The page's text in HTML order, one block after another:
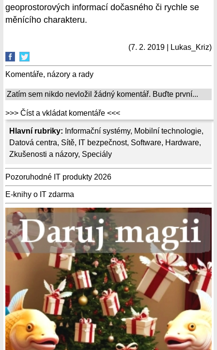
Hlavní rubriky: Informační systémy, Mobilní technologie,
Datová centra, Sítě, IT bezpečnost, Software, Hardware,
Zkušenosti a názory, Speciály
Pozoruhodné IT produkty 2026
E-knihy o IT zdarma
geoprostorových informací dočasného či rychle se
měnícího charakteru.
(7. 2. 2019 | Lukas_Kriz)
Komentáře, názory a rady
Zatím sem nikdo nevložil žádný komentář. Buďte první...
>>> Číst a vkládat komentáře <<<